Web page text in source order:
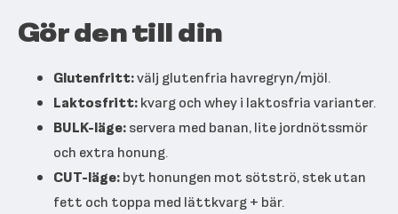
Gör den till din
Glutenfritt:välj glutenfria havregryn/mjöl.
Laktosfritt:kvarg och whey i laktosfria varianter.
BULK-läge:servera med banan, lite jordnötssmör
och extra honung.
CUT-läge:byt honungen mot sötströ, stek utan
fett och toppa med lättkvarg + bär.